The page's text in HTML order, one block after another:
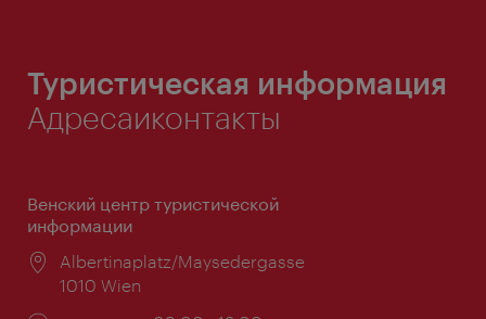
Туристическая информация
Адресаиконтакты
Венский центр туристической
информации
Расположение:
Albertinaplatz/Maysedergasse
1010 Wien